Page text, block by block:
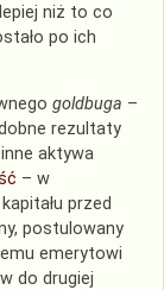
niż to co
po ich
goldbuga –
rezultaty
aktywa
– w
przed
postulowany
emerytowi
do drugiej